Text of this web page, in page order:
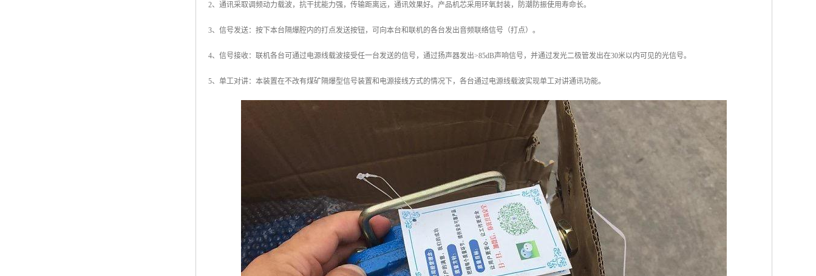
2、通讯采取调频动力载波，抗干扰能力强，传输距离远，通讯效果好。产品机芯采用环氧封装，防潮防振使用寿命长。
3、信号发送：按下本台隔爆腔内的打点发送按钮，可向本台和联机的各台发出音频联络信号（打点）。
4、信号接收：联机各台可通过电源线载波接受任一台发送的信号，通过扬声器发出>85dB声响信号，并通过发光二极管发出在30米以内可见的光信号。
5、单工对讲：本装置在不改有煤矿隔爆型信号装置和电源接线方式的情况下，各台通过电源线载波实现单工对讲通讯功能。